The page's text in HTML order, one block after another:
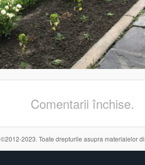
Comentarii închise.
©2012-2023. Toate drepturile asupra materialelor